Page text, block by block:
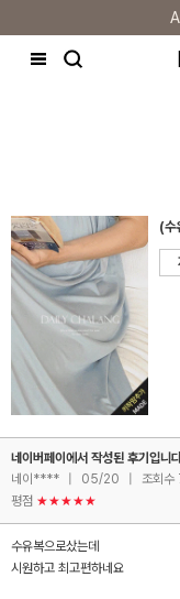
(수
네이버페이에서 작성된 후기입니
네이****
05/20
조회수
평점 ★★★★★
수유복으로샀는데
시원하고 최고편하네요